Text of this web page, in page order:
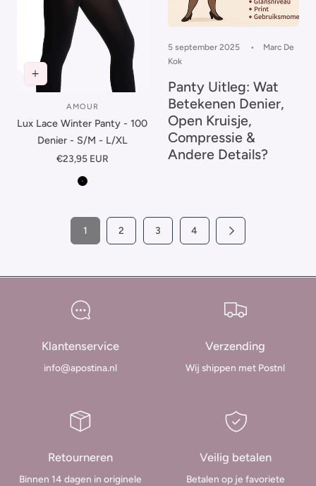
Leverancier:
AMOUR
Lux Lace Winter Panty - 100
Denier - S/M - L/XL
Normale
€23,95 EUR
Zwart
5 september 2025
Marc De
Kok
Panty Uitleg: Wat
Betekenen Denier,
Open Kruisje,
Compressie &
Andere Details?
1 2 3 4
Klantenservice
info@apostina.nl
Verzending
Wij shippen met Postnl
Retourneren
Binnen 14 dagen in originele
Veilig betalen
Betalen op je favoriete